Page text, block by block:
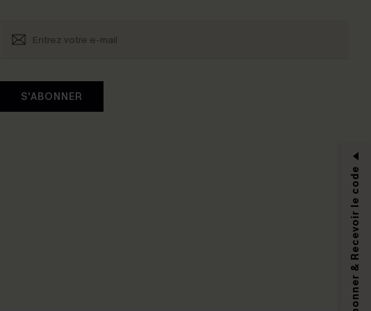
S'ABONNER
S'abonner & Recevoir le code